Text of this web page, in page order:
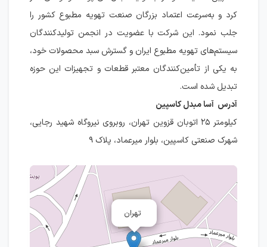
کرد و به‌سرعت اعتماد بزرگان صنعت تهویه مطبوع کشور را
جلب نمود. این شرکت با عضویت در انجمن تولیدکنندگان
سیستم‌های تهویه مطبوع ایران و گسترش سبد محصولات خود،
به یکی از تأمین‌کنندگان معتبر قطعات و تجهیزات این حوزه
تبدیل شده است.
آدرس آسا مبدل کاسپین
کیلومتر ۲۵ اتوبان قزوین تهران، روبروی نیروگاه شهید رجایی،
شهرک صنعتی کاسپین، بلوار میرعماد، پلاک ۹
تهران